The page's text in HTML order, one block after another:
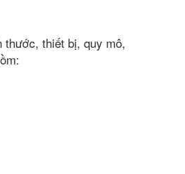
thước, thiết bị, quy mô,